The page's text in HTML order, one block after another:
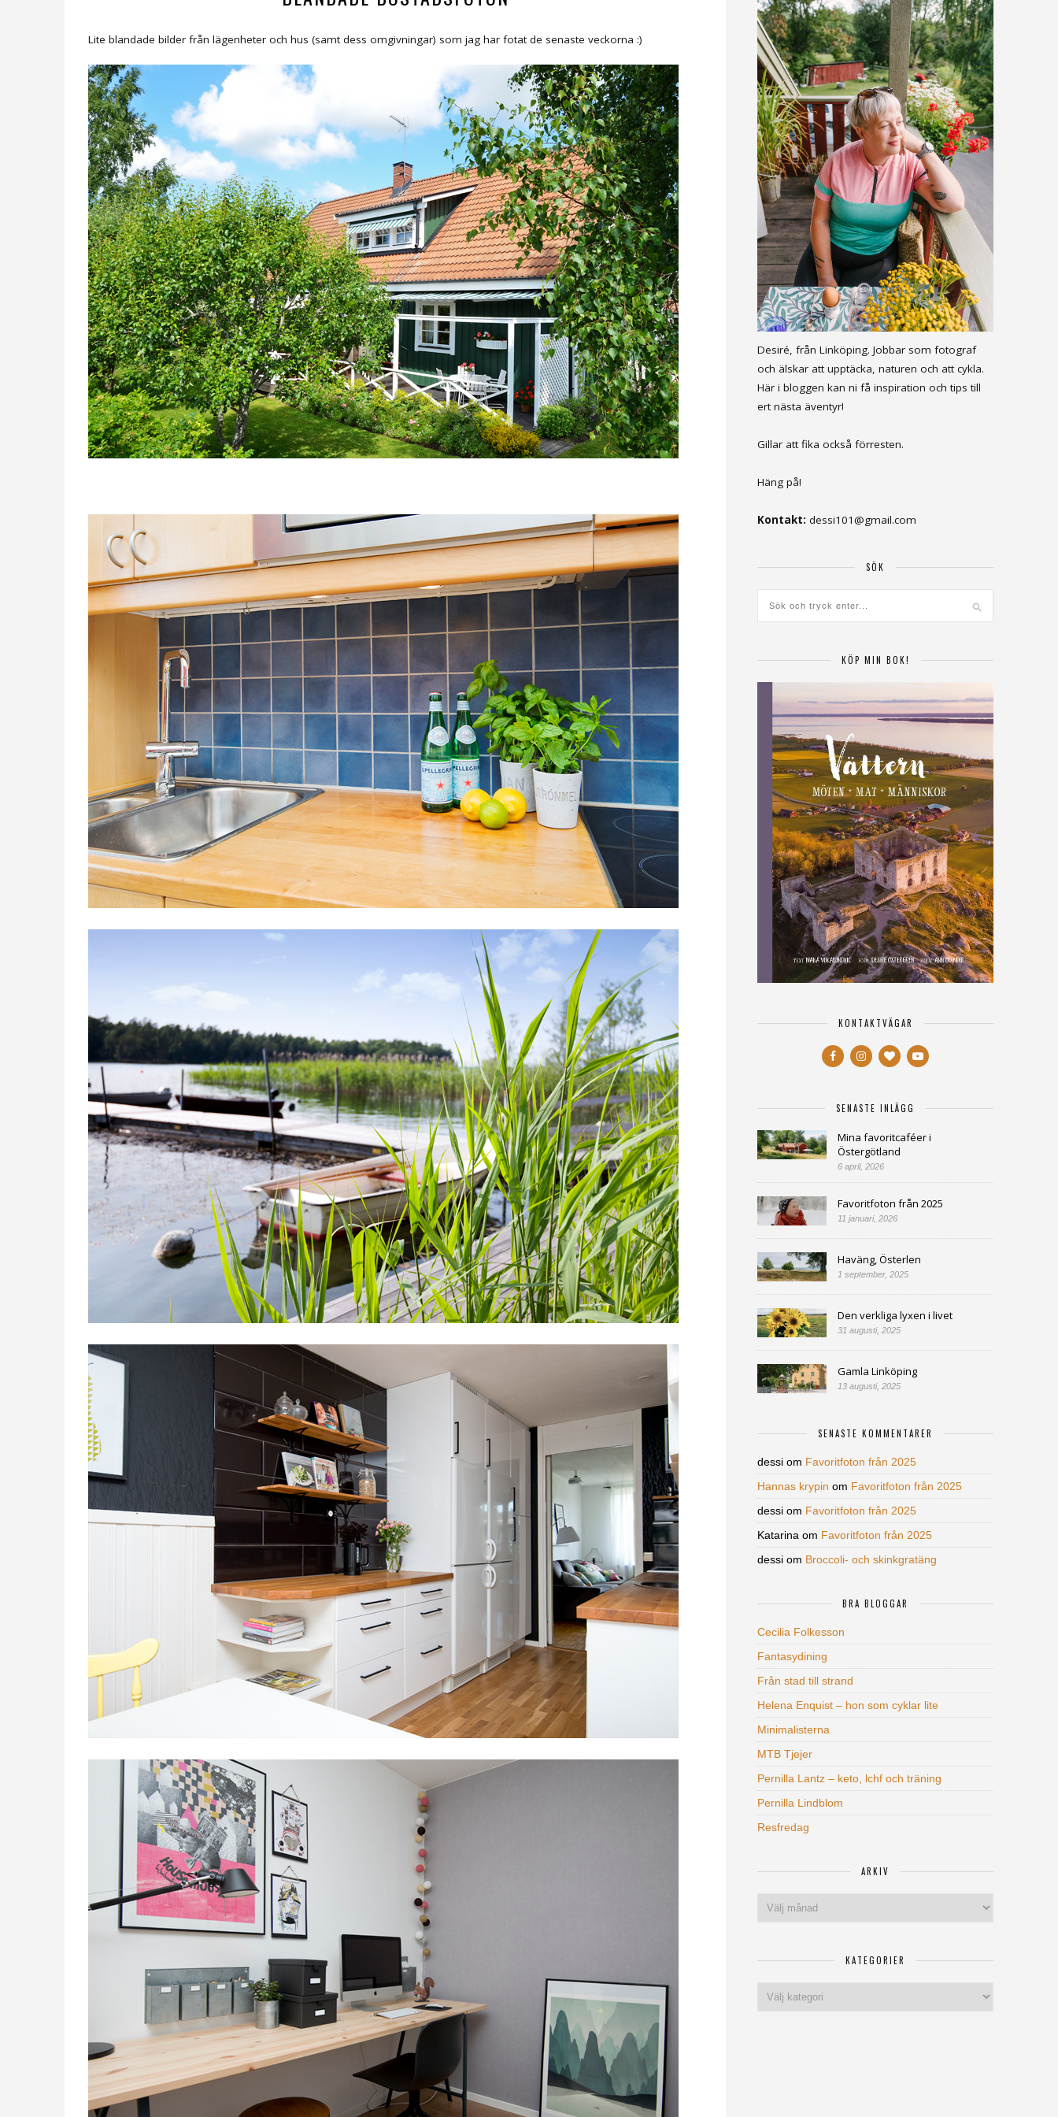
Lite blandade bilder från lägenheter och hus (samt dess omgivningar) som jag har fotat de senaste veckorna :)
Desiré, från Linköping. Jobbar som fotograf
och älskar att upptäcka, naturen och att cykla.
Här i bloggen kan ni få inspiration och tips till
ert nästa äventyr!
Gillar att fika också förresten.
Häng på!
Kontakt: dessi101@gmail.com
SÖK
KÖP MIN BOK!
KONTAKTVÄGAR
SENASTE INLÄGG
Mina favoritcaféer i
Östergötland
6 april, 2026
Favoritfoton från 2025
11 januari, 2026
Haväng, Österlen
1 september, 2025
Den verkliga lyxen i livet
31 augusti, 2025
Gamla Linköping
13 augusti, 2025
SENASTE KOMMENTARER
dessi om Favoritfoton från 2025
Hannas krypin om Favoritfoton från 2025
dessi om Favoritfoton från 2025
Katarina om Favoritfoton från 2025
dessi om Broccoli- och skinkgratäng
BRA BLOGGAR
Cecilia Folkesson
Fantasydining
Från stad till strand
Helena Enquist – hon som cyklar lite
Minimalisterna
MTB Tjejer
Pernilla Lantz – keto, lchf och träning
Pernilla Lindblom
Resfredag
ARKIV
KATEGORIER